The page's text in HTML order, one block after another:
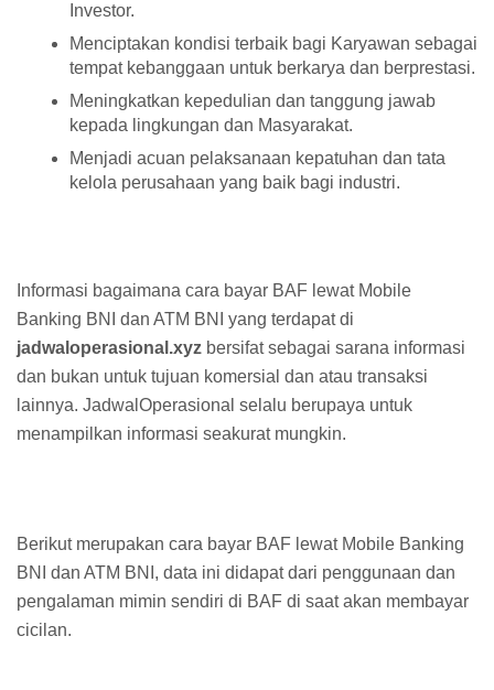
Investor.
Menciptakan kondisi terbaik bagi Karyawan sebagai
tempat kebanggaan untuk berkarya dan berprestasi.
Meningkatkan kepedulian dan tanggung jawab
kepada lingkungan dan Masyarakat.
Menjadi acuan pelaksanaan kepatuhan dan tata
kelola perusahaan yang baik bagi industri.
Informasi bagaimana cara bayar BAF lewat Mobile
Banking BNI dan ATM BNI yang terdapat di
jadwaloperasional.xyz bersifat sebagai sarana informasi
dan bukan untuk tujuan komersial dan atau transaksi
lainnya. JadwalOperasional selalu berupaya untuk
menampilkan informasi seakurat mungkin.
Berikut merupakan cara bayar BAF lewat Mobile Banking
BNI dan ATM BNI, data ini didapat dari penggunaan dan
pengalaman mimin sendiri di BAF di saat akan membayar
cicilan.